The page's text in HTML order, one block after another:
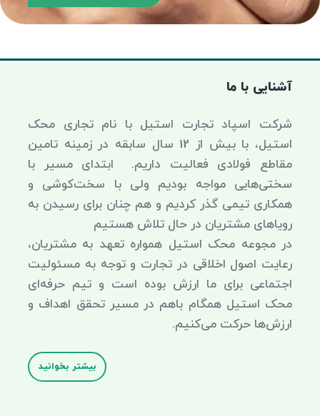
آشنایی با ما
شرکت اسپاد تجارت استیل با نام تجاری محک
استیل، با بیش از 12 سال سابقه در زمینه تامین
مقاطع فولادی فعالیت داریم. ابتدای مسیر با
سختی‌هایی مواجه بودیم ولی با سخت‌کوشی و
همکاری تیمی گذر کردیم و هم چنان برای رسیدن به
رویاهای مشتریان در حال تلاش هستیم
در مجوعه محک استیل همواره تعهد به مشتریان،
رعایت اصول اخلاقی در تجارت و توجه به مسئولیت
اجتماعی برای ما ارزش بوده است و تیم حرفه‌ای
محک استیل همگام باهم در مسیر تحقق اهداف و
ارزش‌ها حرکت می‌کنیم.
بیشتر بخوانید